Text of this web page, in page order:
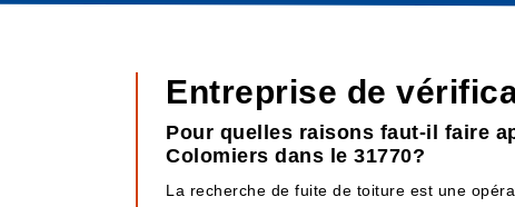
Entreprise de
Pour quelles raisons faut-il faire
Colomiers dans le 31770?
La recherche de fuite de toiture est une